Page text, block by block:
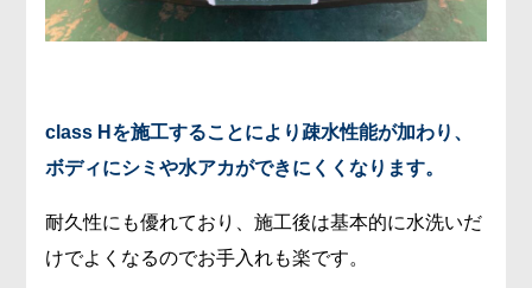
class Hを施工することにより疎水性能が加わり、
ボディにシミや水アカができにくくなります。
耐久性にも優れており、施工後は基本的に水洗いだ
けでよくなるのでお手入れも楽です。